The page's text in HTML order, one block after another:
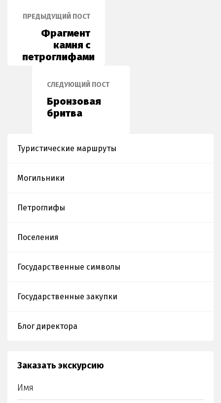
ПРЕДЫДУЩИЙ ПОСТ
Фрагмент
камня с
петроглифами
СЛЕДУЮЩИЙ ПОСТ
Бронзовая
бритва
Туристические маршруты
Могильники
Петроглифы
Поселения
Государственные символы
Государственные закупки
Блог директора
Заказать экскурсию